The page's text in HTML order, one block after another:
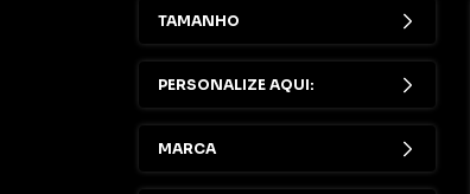
TAMANHO
PERSONALIZE AQUI:
MARCA